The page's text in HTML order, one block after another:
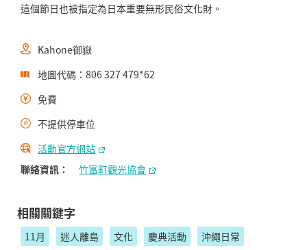
這個節日也被指定為日本重要無形民俗文化財。
Kahone御嶽
地圖代碼：806 327 479*62
免費
不提供停車位
活動官方網站
聯絡資訊：
竹富町觀光協會
相關關鍵字
11月 迷人離島 文化 慶典活動 沖繩日常